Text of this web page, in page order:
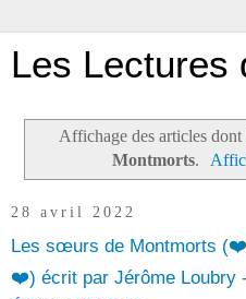
Les Lectures
Affichage des articles
Montmorts.
28 avril 2022
Les sœurs de Montmorts
❤️) écrit par Jérôme Loubry -